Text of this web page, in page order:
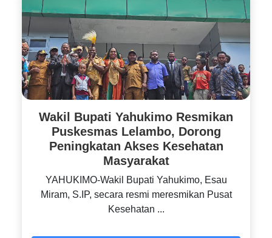
Wakil Bupati Yahukimo Resmikan
Puskesmas Lelambo, Dorong
Peningkatan Akses Kesehatan
Masyarakat
YAHUKIMO-Wakil Bupati Yahukimo, Esau
Miram, S.IP, secara resmi meresmikan Pusat
Kesehatan ...